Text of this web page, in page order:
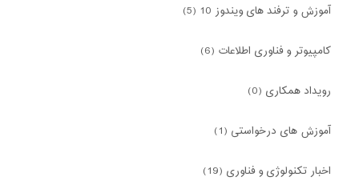
آموزش و ترفند های ویندوز 10 (5)
کامپیوتر و فناوری اطلاعات (6)
رویداد همکاری (0)
آموزش های درخواستی (1)
اخبار تکنولوژی و فناوری (19)